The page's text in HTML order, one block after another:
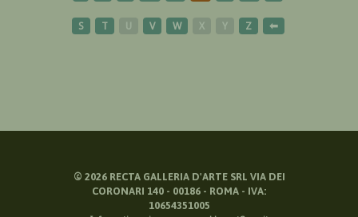
S T U V W X Y Z ⬅
© 2026RECTA GALLERIA D'ARTE SRL VIA DEI
CORONARI 140 - 00186 - ROMA - IVA:
10654351005